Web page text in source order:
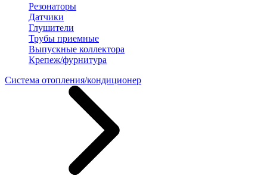
Резонаторы
Датчики
Глушители
Трубы приемные
Выпускные коллектора
Крепеж/фурнитура
Система отопления/кондиционер